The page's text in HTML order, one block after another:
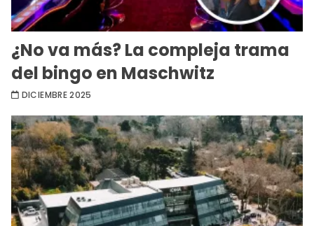
¿No va más? La compleja trama
del bingo en Maschwitz
DICIEMBRE 2025